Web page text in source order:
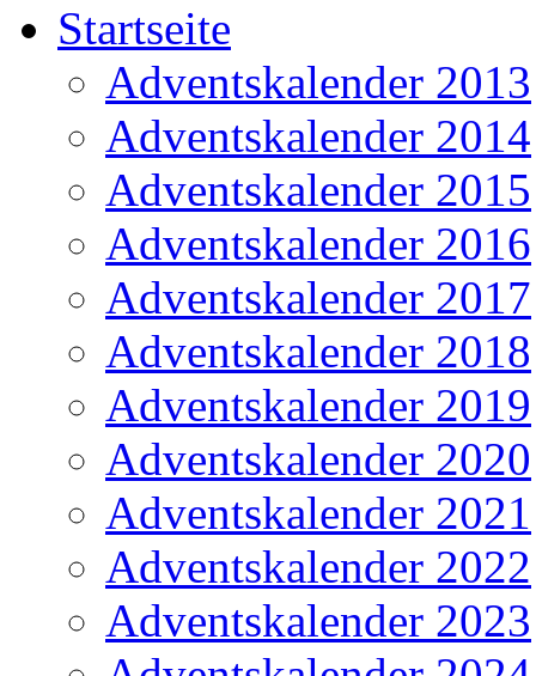
Startseite
Adventskalender 2013
Adventskalender 2014
Adventskalender 2015
Adventskalender 2016
Adventskalender 2017
Adventskalender 2018
Adventskalender 2019
Adventskalender 2020
Adventskalender 2021
Adventskalender 2022
Adventskalender 2023